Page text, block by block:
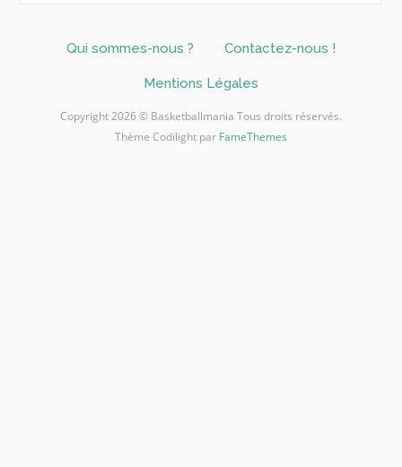
Qui sommes-nous ? Contactez-nous !
Mentions Légales
Copyright 2026 © Basketballmania Tous droits réservés.
Thème Codilight par FameThemes